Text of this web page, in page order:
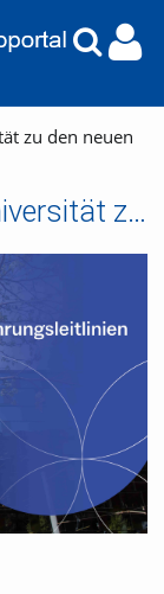
zu den neuen
Sechs Stimmen aus der Universität zu den neuen Führungsleitlinien 2025 - Christina Leib